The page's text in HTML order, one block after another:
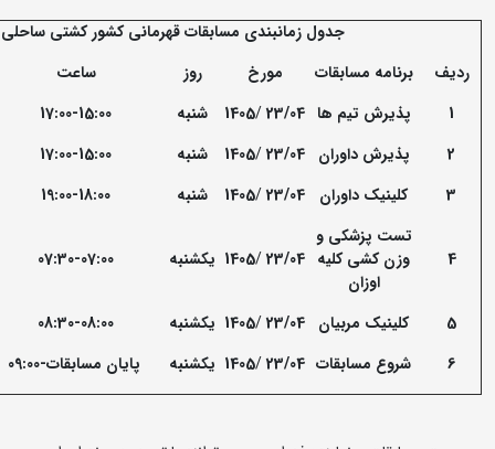
جدول زمانبندی مسابقات قهرمانی کشور کشتی ساحلی
ردیف
برنامه مسابقات مورخ روز
ساعت
1
پذیرش تیم ها 23/04
/
1405 شنبه
17:00-15:00
2
پذیرش داوران 23/04
/
1405 شنبه
17:00-15:00
3
کلینیک داوران 23/04
/
1405 شنبه 19:00-18:00
4
تست پزشکی و
وزن کشی کلیه
اوزان
23/04
/
1405 یکشنبه 07:30-07:00
5 کلینیک مربیان 23/04
/
1405 یکشنبه
08:30-08:00
6
شروع مسابقات 23/04
/
1405 یکشنبه پایان مسابقات-09:00